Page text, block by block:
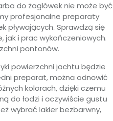
do żaglówek nie może być
profesjonalne preparaty
pływających. Sprawdzą się
i prac wykończeniowych.
pontonów.
powierzchni jachtu będzie
preparat, można odnowić
kolorach, dzięki czemu
do łodzi i oczywiście gustu
wybrać lakier bezbarwny,